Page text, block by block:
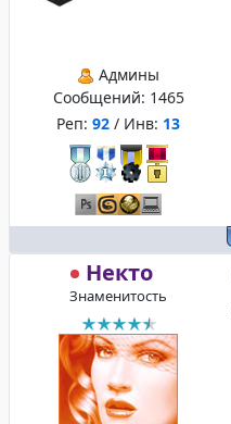
Админы
Сообщений: 1465
Реп: 92 / Инв: 13
Некто
Знаменитость